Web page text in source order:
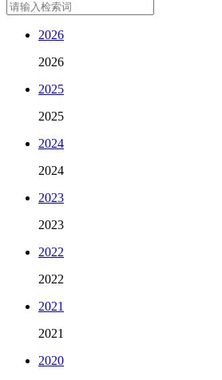
2026
2026
2025
2025
2024
2024
2023
2023
2022
2022
2021
2021
2020